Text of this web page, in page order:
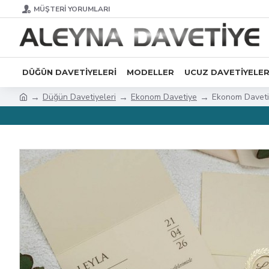
MÜŞTERI YORUMLARI
DÜĞÜN DAVETIYELERI MODELLER UCUZ DAVETIYELER
Düğün Davetiyeleri Ekonom Davetiye Ekonom